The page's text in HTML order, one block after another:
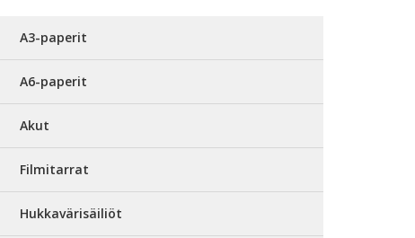
A3-paperit
A6-paperit
Akut
Filmitarrat
Hukkavärisäiliöt